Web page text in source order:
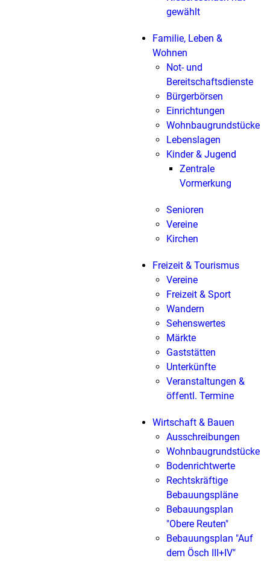
gewählt
Familie, Leben &
Wohnen
Not- und
Bereitschaftsdienste
Bürgerbörsen
Einrichtungen
Wohnbaugrundstücke
Lebenslagen
Kinder & Jugend
Zentrale
Vormerkung
Senioren
Vereine
Kirchen
Freizeit & Tourismus
Vereine
Freizeit & Sport
Wandern
Sehenswertes
Märkte
Gaststätten
Unterkünfte
Veranstaltungen &
öffentl. Termine
Wirtschaft & Bauen
Ausschreibungen
Wohnbaugrundstücke
Bodenrichtwerte
Rechtskräftige
Bebauungspläne
Bebauungsplan
"Obere Reuten"
Bebauungsplan "Auf
dem Ösch III+IV"